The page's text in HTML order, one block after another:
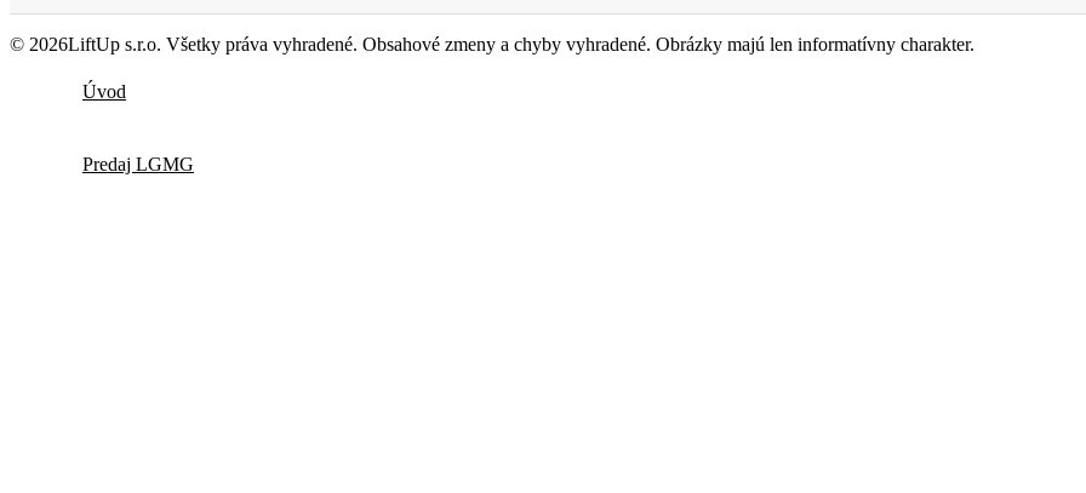
© 2026LiftUp s.r.o. Všetky práva vyhradené. Obsahové zmeny a chyby vyhradené. Obrázky majú len informatívny charakter.
Úvod
Predaj LGMG